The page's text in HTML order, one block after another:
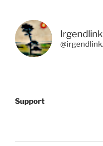
Irgendlink
Support